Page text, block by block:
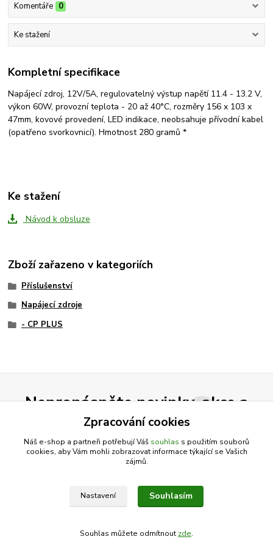
Komentáře 0
Ke stažení
Kompletní specifikace
Napájecí zdroj, 12V/5A, regulovatelný výstup napětí 11.4 - 13.2 V,
výkon 60W, provozní teplota - 20 až 40°C, rozměry 156 x 103 x
47mm, kovové provedení, LED indikace, neobsahuje přívodní kabel
(opatřeno svorkovnicí). Hmotnost 280 gramů *
Ke stažení
Návod k obsluze
Zboží zařazeno v kategoriích
Příslušenství
Napájecí zdroje
- CP PLUS
Nepropásněte novinky, akce a
slevy!
zpracováním osobních údajůza účelem rozesílky newsletteru.
Můžete se kdykoli odhlásit. Zasíláme jednou za 14 dní.
Zpracování cookies
Náš e-shop a partneři potřebují Váš souhlas s použitím souborů
cookies, aby Vám mohli zobrazovat informace týkající se Vašich
zájmů.
Nastavení Souhlasím
Souhlas můžete odmítnout zde.